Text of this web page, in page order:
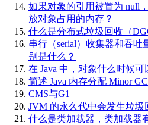
如果对象的引用被置为 null
放对象占用的内存？
什么是分布式垃圾回收（
串行（serial）收集器和吞吐
别是什么？
在 Java 中，对象什么时候可
简述 Java 内存分配 Minor GC
CMS与G1
JVM 的永久代中会发生垃圾
什么是类加载器，类加载器